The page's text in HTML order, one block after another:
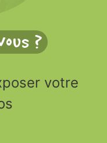
?
votre